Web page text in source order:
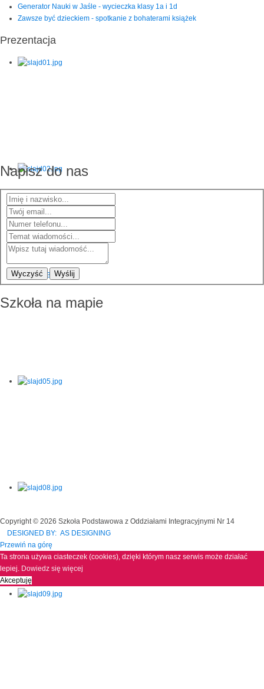
Generator Nauki w Jaśle - wycieczka klasy 1a i 1d
Zawsze być dzieckiem - spotkanie z bohaterami książek
Prezentacja
Napisz do nas
Wyczyść Wyślij
Szkoła na mapie
Copyright © 2026 Szkoła Podstawowa z Oddziałami Integracyjnymi Nr 14
DESIGNED BY: AS DESIGNING
Przewiń na górę
Ta strona używa ciasteczek (cookies), dzięki którym nasz serwis może działać
lepiej. Dowiedz się więcej
Akceptuję